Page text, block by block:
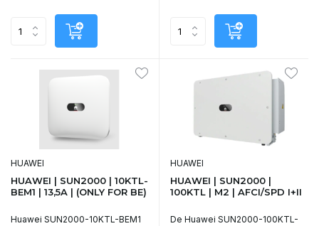
HUAWEI
HUAWEI | SUN2000 | 10KTL-
BEM1 | 13,5A | (ONLY FOR BE)
Huawei SUN2000-10KTL-BEM1
HUAWEI
HUAWEI | SUN2000 |
100KTL | M2 | AFCI/SPD I+II
De Huawei SUN2000-100KTL-